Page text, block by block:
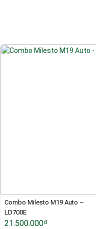
Combo Milesto M19 Auto –
LD700E
21.500.000đ